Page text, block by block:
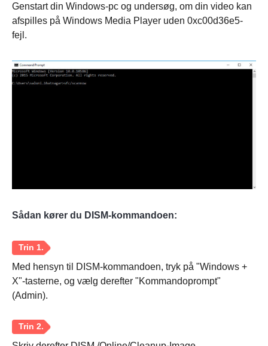
Genstart din Windows-pc og undersøg, om din video kan
afspilles på Windows Media Player uden 0xc00d36e5-
fejl.
Sådan kører du DISM-kommandoen:
Med hensyn til DISM-kommandoen, tryk på "Windows +
X"-tasterne, og vælg derefter "Kommandoprompt"
(Admin).